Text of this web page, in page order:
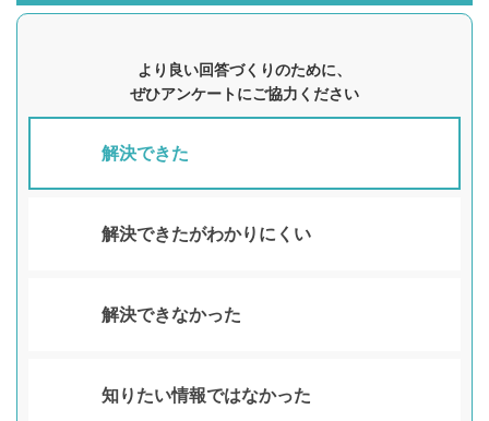
より良い回答づくりのために、
ぜひアンケートにご協力ください
解決できた
解決できたがわかりにくい
解決できなかった
知りたい情報ではなかった